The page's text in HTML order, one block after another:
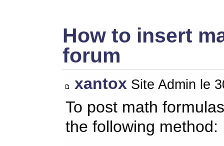
How to insert
forum
xantox Site Admin le
To post math
the following method: